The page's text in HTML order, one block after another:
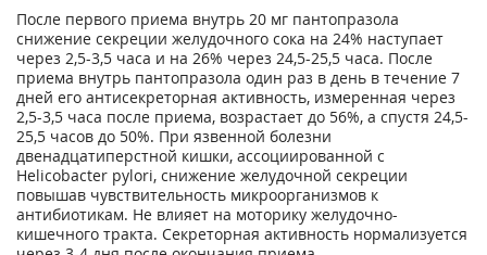
После первого приема внутрь 20 мг пантопразола
снижение секреции желудочного сока на 24% наступает
через 2,5-3,5 часа и на 26% через 24,5-25,5 часа. После
приема внутрь пантопразола один раз в день в течение 7
дней его антисекреторная активность, измеренная через
2,5-3,5 часа после приема, возрастает до 56%, а спустя 24,5-
25,5 часов до 50%. При язвенной болезни
двенадцатиперстной кишки, ассоциированной с
Helicobacter pylori, снижение желудочной секреции
повышав чувствительность микроорганизмов к
антибиотикам. Не влияет на моторику желудочно-
кишечного тракта. Секреторная активность нормализуется